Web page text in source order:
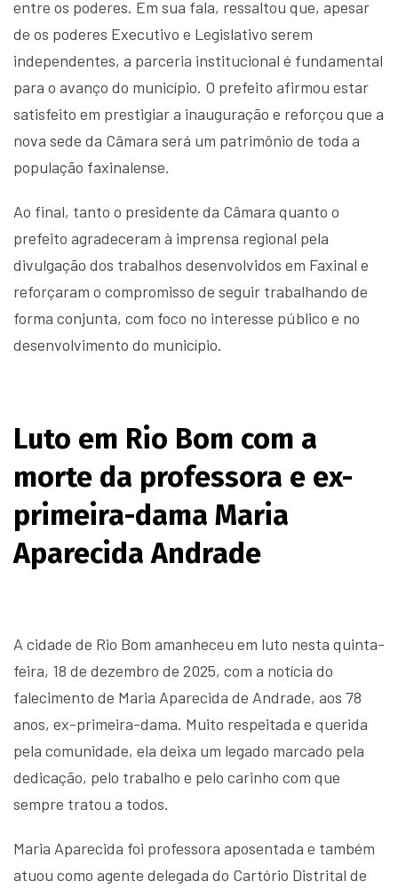
entre os poderes. Em sua fala, ressaltou que, apesar
de os poderes Executivo e Legislativo serem
independentes, a parceria institucional é fundamental
para o avanço do município. O prefeito afirmou estar
satisfeito em prestigiar a inauguração e reforçou que a
nova sede da Câmara será um patrimônio de toda a
população faxinalense.
Ao final, tanto o presidente da Câmara quanto o
prefeito agradeceram à imprensa regional pela
divulgação dos trabalhos desenvolvidos em Faxinal e
reforçaram o compromisso de seguir trabalhando de
forma conjunta, com foco no interesse público e no
desenvolvimento do município.
Luto em Rio Bom com a
morte da professora e ex-
primeira-dama Maria
Aparecida Andrade
A cidade de Rio Bom amanheceu em luto nesta quinta-
feira, 18 de dezembro de 2025, com a notícia do
falecimento de Maria Aparecida de Andrade, aos 78
anos, ex-primeira-dama. Muito respeitada e querida
pela comunidade, ela deixa um legado marcado pela
dedicação, pelo trabalho e pelo carinho com que
sempre tratou a todos.
Maria Aparecida foi professora aposentada e também
atuou como agente delegada do Cartório Distrital de